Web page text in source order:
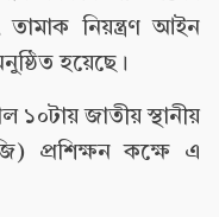
তামাক নিয়ন্ত্রণ আইন
হয়েছে।
জাতীয় স্থানীয়
প্রশিক্ষন কক্ষে এ